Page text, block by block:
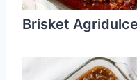
Brisket Agridulce